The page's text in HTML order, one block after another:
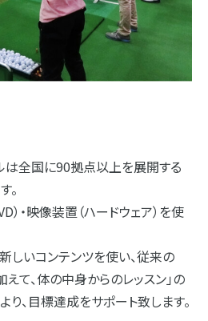
は全国に90拠点以上を展開する
。
）・映像装置（ハードウェア）を使
新しいコンテンツを使い、従来の
えて、体の中身からのレッスン」の
、目標達成をサポート致します。